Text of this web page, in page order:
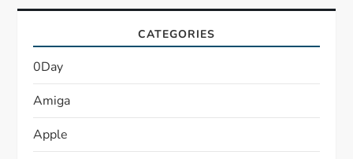
CATEGORIES
0Day
Amiga
Apple